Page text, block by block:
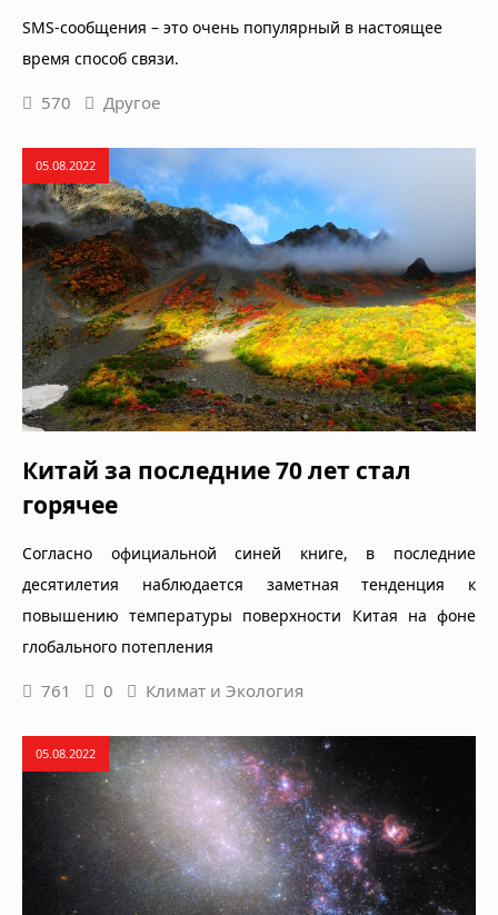
SMS-сообщения – это очень популярный в настоящее
время способ связи.
570 Другое
05.08.2022
Китай за последние 70 лет стал
горячее
Согласно официальной синей книге, в последние
десятилетия наблюдается заметная тенденция к
повышению температуры поверхности Китая на фоне
глобального потепления
761 0 Климат и Экология
05.08.2022